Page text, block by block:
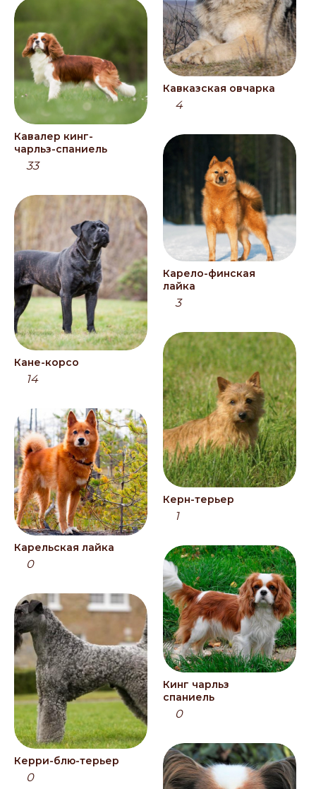
Кавалер кинг-
чарльз-спаниель
33
Кане-корсо
14
Карельская лайка
0
Керри-блю-терьер
0
Кавказская овчарка
4
Карело-финская
лайка
3
Керн-терьер
1
Кинг чарльз
спаниель
0